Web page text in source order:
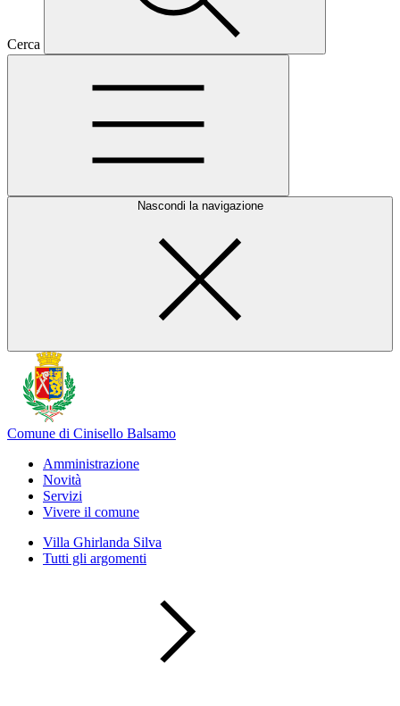
Cerca
Nascondi la navigazione
Comune di Cinisello Balsamo
Amministrazione
Novità
Servizi
Vivere il comune
Villa Ghirlanda Silva
Tutti gli argomenti